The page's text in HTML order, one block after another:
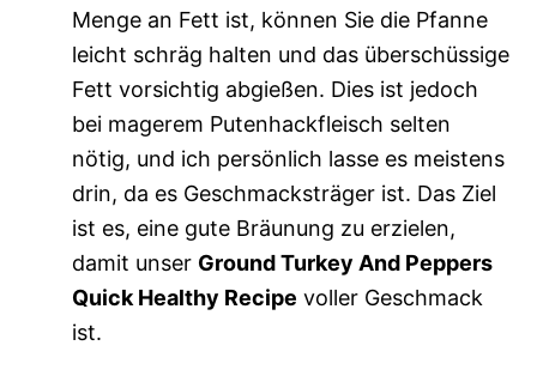
Menge an Fett ist, können Sie die Pfanne
leicht schräg halten und das überschüssige
Fett vorsichtig abgießen. Dies ist jedoch
bei magerem Putenhackfleisch selten
nötig, und ich persönlich lasse es meistens
drin, da es Geschmacksträger ist. Das Ziel
ist es, eine gute Bräunung zu erzielen,
damit unser Ground Turkey And Peppers
Quick Healthy Recipe voller Geschmack
ist.